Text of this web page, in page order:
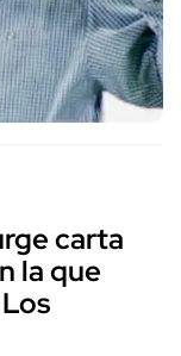
carta
la que